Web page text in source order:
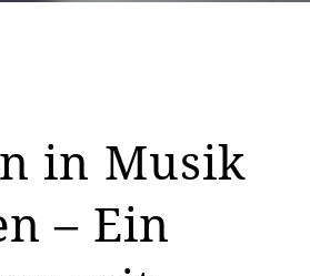
in Musik
– Ein